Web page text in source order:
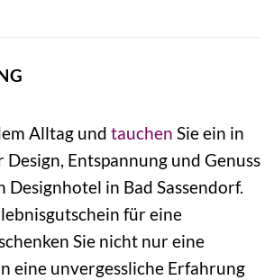
Alltag und tauchen Sie ein in
Entspannung und Genuss
Designhotel in Bad Sassendorf.
für eine
Sie nicht nur eine
eine unvergessliche Erfahrung